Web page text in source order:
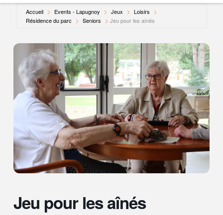
Accueil Events - Lapugnoy Jeux
Loisirs
Résidence du parc
Seniors Jeu pour les aînés
Jeu pour les aînés